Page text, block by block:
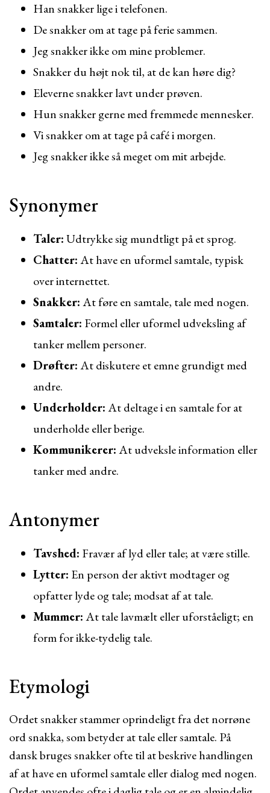
Han snakker lige i telefonen.
De snakker om at tage på ferie sammen.
Jeg snakker ikke om mine problemer.
Snakker du højt nok til, at de kan høre dig?
Eleverne snakker lavt under prøven.
Hun snakker gerne med fremmede mennesker.
Vi snakker om at tage på café i morgen.
Jeg snakker ikke så meget om mit arbejde.
Synonymer
Taler:Udtrykke sig mundtligt på et sprog.
Chatter:At have en uformel samtale, typisk
over internettet.
Snakker:At føre en samtale, tale med nogen.
Samtaler: Formel eller uformel udveksling af
tanker mellem personer.
Drøfter:At diskutere et emne grundigt med
andre.
Underholder:At deltage i en samtale for at
underholde eller berige.
Kommunikerer:At udveksle information eller
tanker med andre.
Antonymer
Tavshed: Fravær af lyd eller tale; at være stille.
Lytter: En person der aktivt modtager og
opfatter lyde og tale; modsat af at tale.
Mummer:At tale lavmælt eller uforståeligt; en
form for ikke-tydelig tale.
Etymologi
Ordet snakker stammer oprindeligt fra det norrøne
ord snakka, som betyder at tale eller samtale. På
dansk bruges snakker ofte til at beskrive handlingen
af at have en uformel samtale eller dialog med nogen.